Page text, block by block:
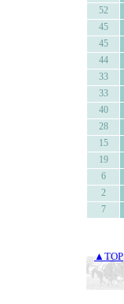
52
45
45
44
33
33
40
28
15
19
6
2
7
▲TOP